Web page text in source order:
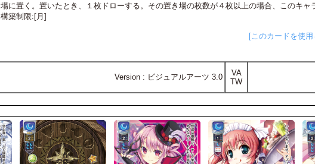
場に置く。置いたとき、１枚ドローする。その置き場の枚数が４枚以上の場合、このキャ
構築制限:[月]
[このカードを使
Version : ビジュアルアーツ 3.0
VA
TW